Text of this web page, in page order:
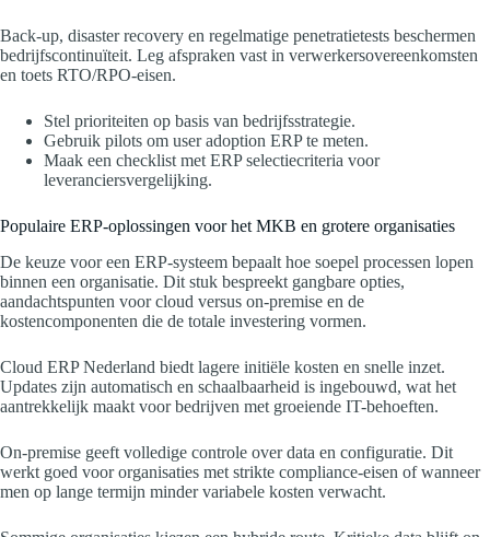
Back-up, disaster recovery en regelmatige penetratietests beschermen
bedrijfscontinuïteit. Leg afspraken vast in verwerkersovereenkomsten
en toets RTO/RPO-eisen.
Stel prioriteiten op basis van bedrijfsstrategie.
Gebruik pilots om user adoption ERP te meten.
Maak een checklist met ERP selectiecriteria voor
leveranciersvergelijking.
Populaire ERP-oplossingen voor het MKB en grotere organisaties
De keuze voor een ERP-systeem bepaalt hoe soepel processen lopen
binnen een organisatie. Dit stuk bespreekt gangbare opties,
aandachtspunten voor cloud versus on‑premise en de
kostencomponenten die de totale investering vormen.
Cloud ERP Nederland biedt lagere initiële kosten en snelle inzet.
Updates zijn automatisch en schaalbaarheid is ingebouwd, wat het
aantrekkelijk maakt voor bedrijven met groeiende IT-behoeften.
On-premise geeft volledige controle over data en configuratie. Dit
werkt goed voor organisaties met strikte compliance-eisen of wanneer
men op lange termijn minder variabele kosten verwacht.